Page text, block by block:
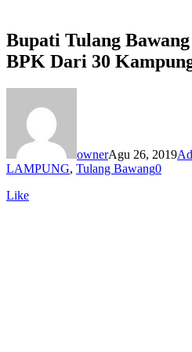
Bupati Tulang
BPK Dari 30
ownerAgu 26, 2019
LAMPUNG, Tulang Bawang0
Like